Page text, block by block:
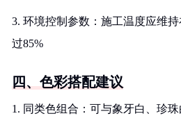
3. 环境控制参数：施工温度应维
过85%
四、色彩搭配建议
1. 同类色组合：可与象牙白、珍